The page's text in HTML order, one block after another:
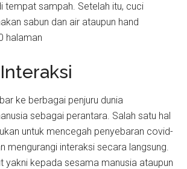
tempat sampah. Setelah itu, cuci
sabun dan air ataupun hand
halaman
ke berbagai penjuru dunia
sebagai perantara. Salah satu hal
untuk mencegah penyebaran covid-
mengurangi interaksi secara langsung.
yakni kepada sesama manusia ataupun